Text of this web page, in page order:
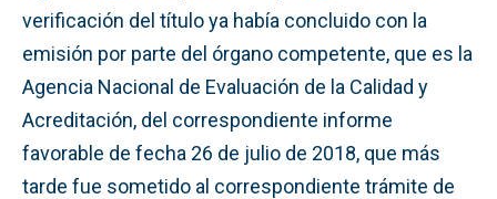
verificación del título ya había concluido con la
emisión por parte del órgano competente, que es la
Agencia Nacional de Evaluación de la Calidad y
Acreditación, del correspondiente informe
favorable de fecha 26 de julio de 2018, que más
tarde fue sometido al correspondiente trámite de